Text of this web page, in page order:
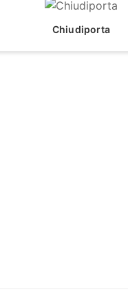
Chiudiporta